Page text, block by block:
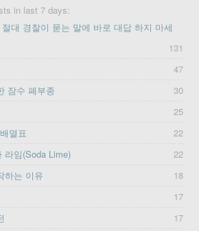
in last 7 days:
대 경찰이 묻는 말에 바로 대답 하지 마세
131
47
잠수 폐부종
30
25
열표
22
라임(Soda Lime)
22
하는 이유
18
17
17